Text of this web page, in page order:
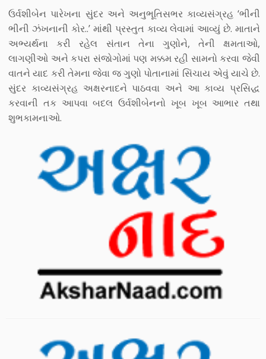
ઉર્વશીબેન પારેખના સુંદર અને અનુભૂતિસભર કાવ્યસંગ્રહ ‘ભીની
ભીની ઝંખનાની કોર..’ માંથી પ્રસ્તુત કાવ્ય લેવામાં આવ્યું છે. માતાને
અભ્યર્થના કરી રહેલ સંતાન તેના ગુણોને, તેની ક્ષમતાઓ,
લાગણીઓ અને કપરા સંજોગોમાં પણ મક્કમ રહી સામનો કરવા જેવી
વાતને યાદ કરી તેમના જેવા જ ગુણો પોતાનામાં સિંચાય એવું યાચે છે.
સુંદર કાવ્યસંગ્રહ અક્ષરનાદને પાઠવવા અને આ કાવ્ય પ્રસિદ્ધ
કરવાની તક આપવા બદલ ઉર્વશીબેનનો ખૂબ ખૂબ આભાર તથા
શુભકામનાઓ.